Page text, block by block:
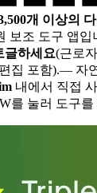
개 이상의
보조 도구 앱입
글하세요(근로
집 포함).— 자
내에서 직접
를 눌러 도구를